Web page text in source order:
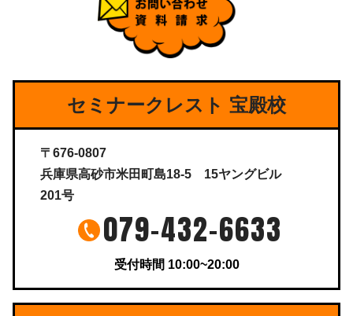
セミナークレスト 宝殿校
〒676-0807
兵庫県高砂市米田町島18-5 15ヤングビル
201号
079-432-6633
受付時間 10:00~20:00